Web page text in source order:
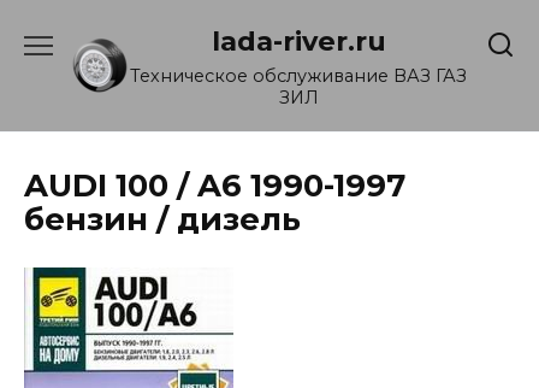
содержанию
lada-river.ru
Техническое обслуживание ВАЗ ГАЗ
ЗИЛ
AUDI 100 / A6 1990-1997
бензин / дизель